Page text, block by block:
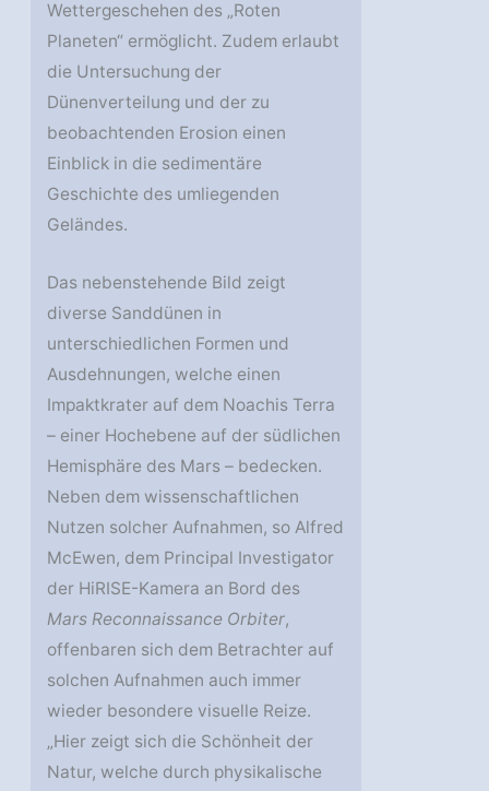
Wettergeschehen des „Roten
Planeten“ ermöglicht. Zudem erlaubt
die Untersuchung der
Dünenverteilung und der zu
beobachtenden Erosion einen
Einblick in die sedimentäre
Geschichte des umliegenden
Geländes.
Das nebenstehende Bild zeigt
diverse Sanddünen in
unterschiedlichen Formen und
Ausdehnungen, welche einen
Impaktkrater auf dem Noachis Terra
– einer Hochebene auf der südlichen
Hemisphäre des Mars – bedecken.
Neben dem wissenschaftlichen
Nutzen solcher Aufnahmen, so Alfred
McEwen, dem Principal Investigator
der HiRISE-Kamera an Bord des
Mars Reconnaissance Orbiter,
offenbaren sich dem Betrachter auf
solchen Aufnahmen auch immer
wieder besondere visuelle Reize.
„Hier zeigt sich die Schönheit der
Natur, welche durch physikalische